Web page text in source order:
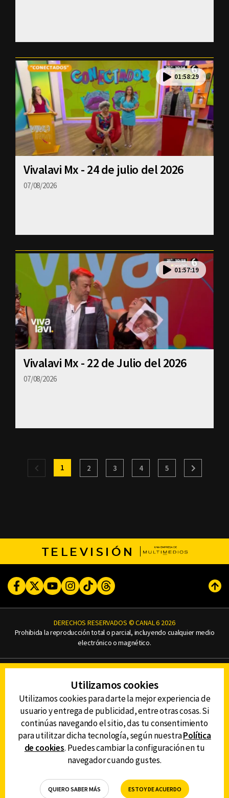
01:58:29
Vivalavi Mx - 24 de julio del 2026
07/08/2026
01:57:19
Vivalavi Mx - 22 de Julio del 2026
07/08/2026
1 2 3 4 5
TELEVISIÓN
FacebookTwitterYoutubeInstagram
TikTokThreads
DERECHOS RESERVADOS © CANAL 6 2026
Prohibida la reproducción total o parcial, incluyendo cualquier medio
electrónico o magnético.
AVISO DE PRIVACIDAD
AVISO LEGAL
DEFENSORÍA DE LAS AUDIENCIAS
DESCARGA LA APP DE CANAL 6
Utilizamos cookies
Utilizamos cookies para darte la mejor experiencia de
usuario y entrega de publicidad, entre otras cosas. Si
continúas navegando el sitio, das tu consentimiento
para utilitzar dicha tecnología, según nuestraPolítica
de cookies. Puedes cambiar la configuración en tu
navegador cuando gustes.
QUIERO SABER MÁS ESTOY DE ACUERDO